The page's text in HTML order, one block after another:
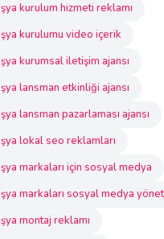
kurulum hizmeti reklamı
kurulumu video içerik
kurumsal iletişim ajansı
lansman etkinliği ajansı
lansman pazarlaması ajansı
lokal seo reklamları
markaları için sosyal medya
markaları sosyal medya
montaj reklamı